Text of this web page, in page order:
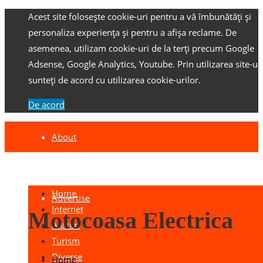
Acest site folosește cookie-uri pentru a vă îmbunătăți și
personaliza experiența și pentru a afișa reclame. De
asemenea, utilizam cookie-uri de la terți precum Google
Adsense, Google Analytics, Youtube. Prin utilizarea site-
sunteți de acord cu utilizarea cookie-urilor.
De acord
About
Advertise
Home
Internet
Afaceri
Turism
Diverse
Motocoasa Electrica
Home